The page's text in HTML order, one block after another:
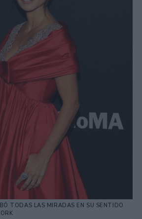
TODAS LAS MIRADAS EN SU SENTIDO